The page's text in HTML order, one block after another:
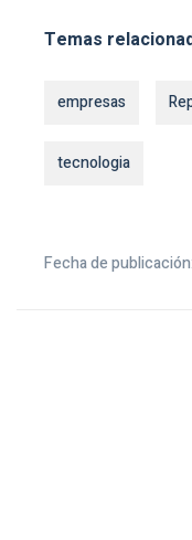
Temas
empresas
tecnologia
Fecha de